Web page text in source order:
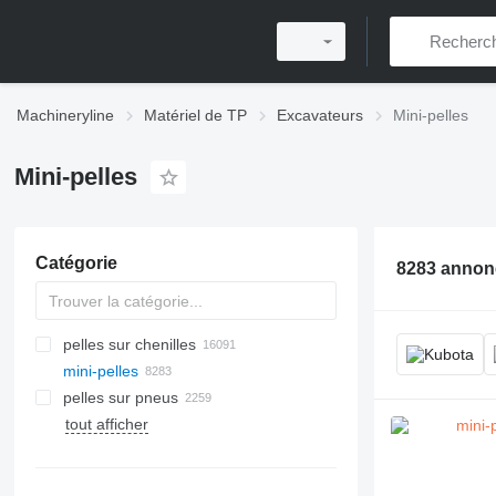
Machineryline Matériel de TP Excavateurs Mini-pelles
Mini-pelles
Catégorie
pelles sur chenilles
mini-pelles
pelles sur pneus
tout afficher
8283